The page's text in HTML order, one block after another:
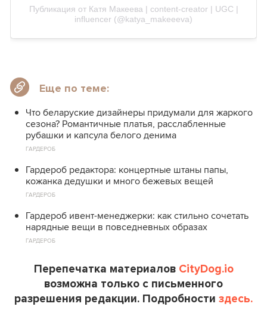
Публикация от Катя Макеева | content-creator | UGC |
influencer (@katya_makeeeva)
Еще по теме:
Что беларуские дизайнеры придумали для жаркого
сезона? Романтичные платья, расслабленные
рубашки и капсула белого денима
ГАРДЕРОБ
Гардероб редактора: концертные штаны папы,
кожанка дедушки и много бежевых вещей
ГАРДЕРОБ
Гардероб ивент-менеджерки: как стильно сочетать
нарядные вещи в повседневных образах
ГАРДЕРОБ
Перепечатка материалов CityDog.io
возможна только с письменного
разрешения редакции. Подробности здесь.